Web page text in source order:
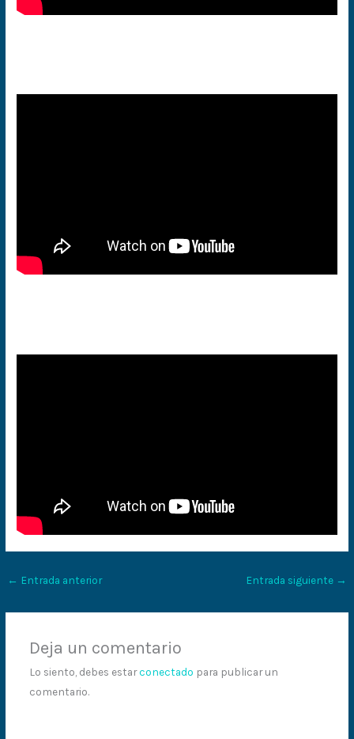
← Entrada anterior Entrada siguiente →
Deja un comentario
Lo siento, debes estarconectado para publicar un
comentario.